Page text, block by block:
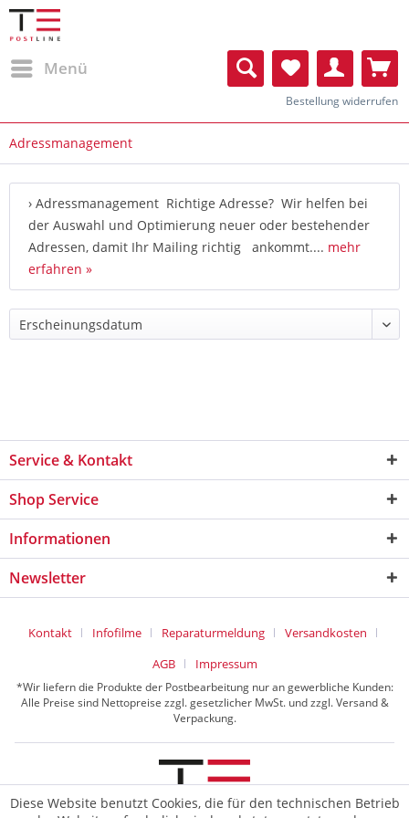
Menü
Bestellung widerrufen
Adressmanagement
› Adressmanagement Richtige Adresse? Wir helfen bei
der Auswahl und Optimierung neuer oder bestehender
Adressen, damit Ihr Mailing richtig ankommt.... mehr
erfahren »
Service & Kontakt
Shop Service
Informationen
Newsletter
Kontakt Infofilme Reparaturmeldung
Versandkosten
AGB
Impressum
*Wir liefern die Produkte der Postbearbeitung nur an gewerbliche Kunden:
Alle Preise sind Nettopreise zzgl. gesetzlicher MwSt. und zzgl. Versand &
Verpackung.
Diese Website benutzt Cookies, die für den technischen Betrieb